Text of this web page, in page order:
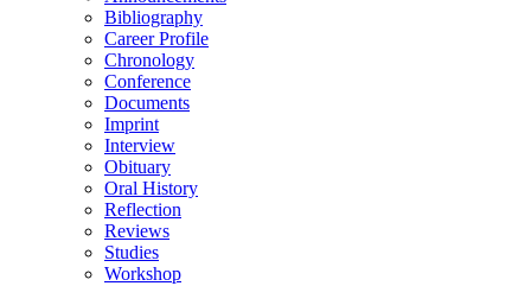
Bibliography
Career Profile
Chronology
Conference
Documents
Imprint
Interview
Obituary
Oral History
Reflection
Reviews
Studies
Workshop